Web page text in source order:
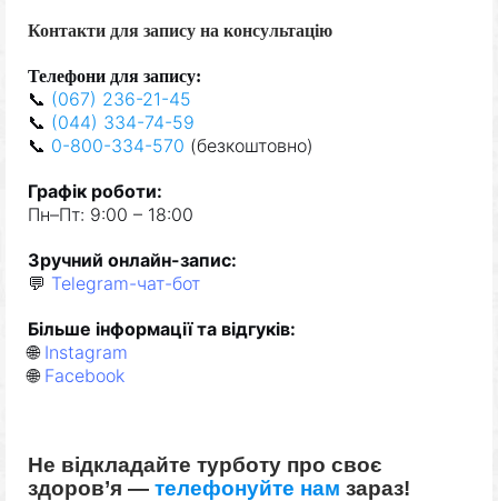
Контакти для запису на консультацію
Телефони для запису:
📞 (067) 236-21-45
📞 (044) 334-74-59
📞 0-800-334-570 (безкоштовно)
Графік роботи:
Пн–Пт: 9:00 – 18:00
Зручний онлайн-запис:
💬 Telegram-чат-бот
Більше інформації та відгуків:
🌐 Instagram
🌐 Facebook
Не відкладайте турботу про своє
здоров’я — телефонуйте нам зараз!